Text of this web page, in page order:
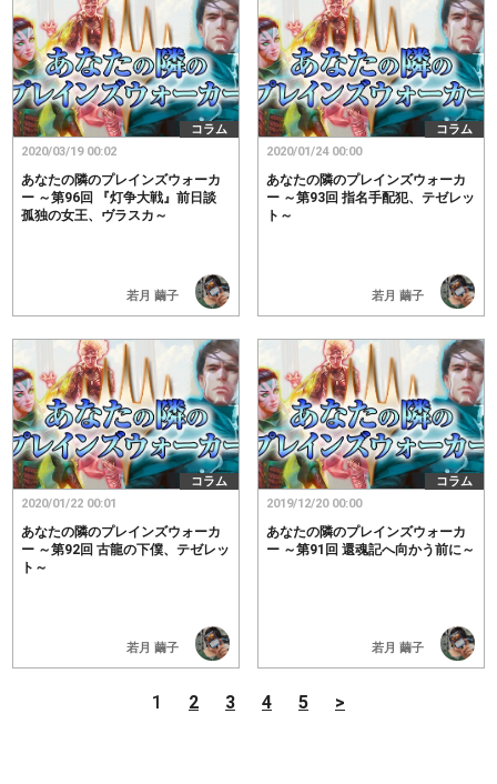
コラム
若月 繭子
あなたの隣のプレインズウォーカ
ー ～第96回 『灯争大戦』前日談
孤独の女王、ヴラスカ～
2020/03/19 00:02
コラム
若月 繭子
あなたの隣のプレインズウォーカ
ー ～第93回 指名手配犯、テゼレッ
ト～
2020/01/24 00:00
コラム
若月 繭子
あなたの隣のプレインズウォーカ
ー ～第92回 古龍の下僕、テゼレッ
ト～
2020/01/22 00:01
コラム
若月 繭子
あなたの隣のプレインズウォーカ
ー ～第91回 還魂記へ向かう前に～
2019/12/20 00:00
1 2 3 4 5 >